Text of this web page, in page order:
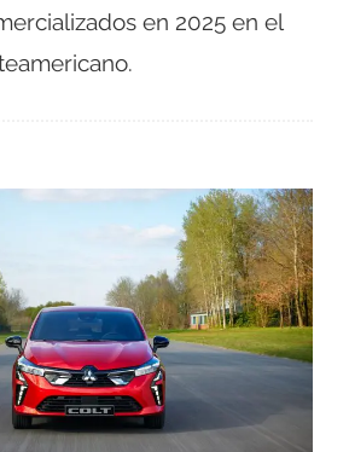
en 2025 en el